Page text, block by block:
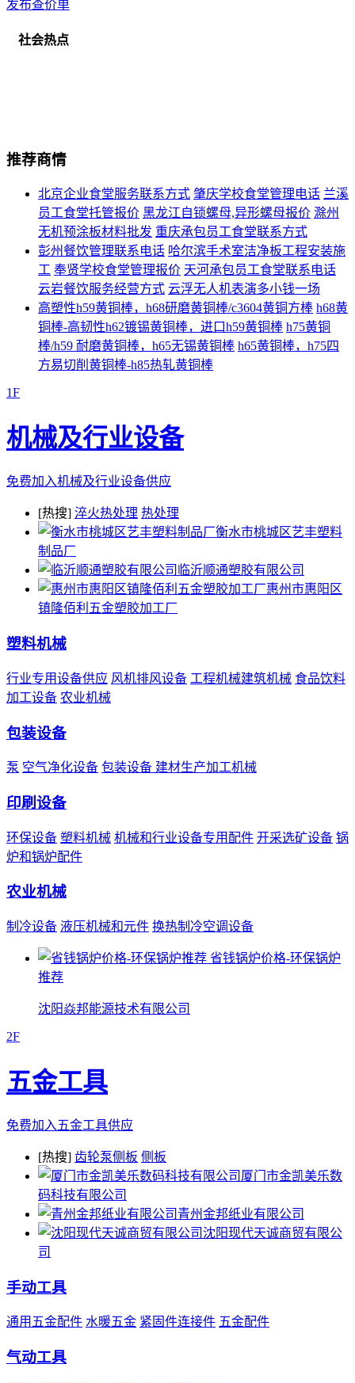
发布查价单
社会热点
推荐商情
北京企业食堂服务联系方式 肇庆学校食堂管理电话 兰溪
员工食堂托管报价 黑龙江自锁螺母,异形螺母报价 滁州
无机预涂板材料批发 重庆承包员工食堂联系方式
彭州餐饮管理联系电话 哈尔滨手术室洁净板工程安装施
工 奉贤学校食堂管理报价 天河承包员工食堂联系电话
云岩餐饮服务经营方式 云浮无人机表演多小钱一场
高塑性h59黄铜棒，h68研磨黄铜棒/c3604黄铜方棒 h68黄
铜棒-高韧性h62镀锡黄铜棒，进口h59黄铜棒 h75黄铜
棒/h59 耐磨黄铜棒，h65无锡黄铜棒 h65黄铜棒，h75四
方易切削黄铜棒-h85热轧黄铜棒
1F
机械及行业设备
免费加入机械及行业设备供应
[热搜] 淬火热处理 热处理
衡水市桃城区艺丰塑料
制品厂
临沂顺通塑胶有限公司
惠州市惠阳区
镇隆佰利五金塑胶加工厂
塑料机械
行业专用设备供应 风机排风设备 工程机械建筑机械 食品饮料
加工设备 农业机械
包装设备
泵 空气净化设备 包装设备 建材生产加工机械
印刷设备
环保设备 塑料机械 机械和行业设备专用配件 开采选矿设备 锅
炉和锅炉配件
农业机械
制冷设备 液压机械和元件 换热制冷空调设备
省钱锅炉价格-环保锅炉
推荐
沈阳焱邦能源技术有限公司
2F
五金工具
免费加入五金工具供应
[热搜] 齿轮泵侧板 侧板
厦门市金凯美乐数
码科技有限公司
青州金邦纸业有限公司
沈阳现代天诚商贸有限公
司
手动工具
通用五金配件 水暖五金 紧固件连接件 五金配件
气动工具